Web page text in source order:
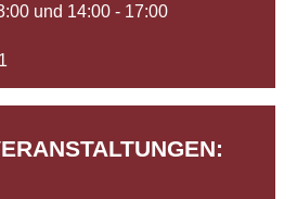
und 14:00 - 17:00